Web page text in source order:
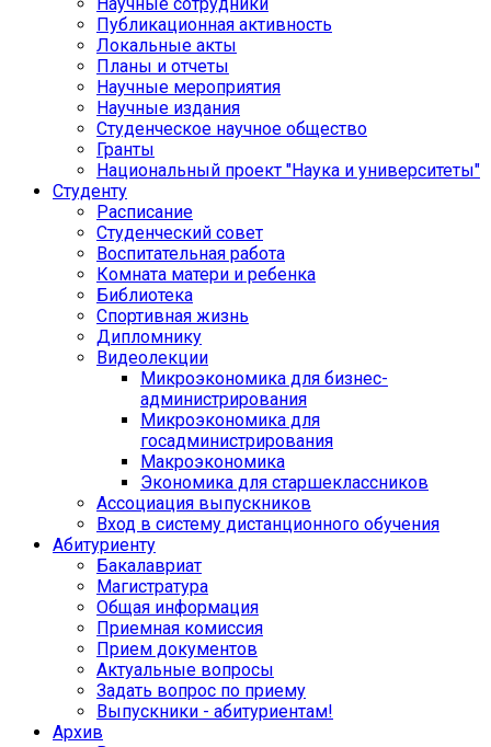
Публикационная активность
Локальные акты
Планы и отчеты
Научные мероприятия
Научные издания
Студенческое научное общество
Гранты
Национальный проект "Наука и университеты"
Студенту
Расписание
Студенческий совет
Воспитательная работа
Комната матери и ребенка
Библиотека
Спортивная жизнь
Дипломнику
Видеолекции
Микроэкономика для бизнес-
администрирования
Микроэкономика для
госадминистрирования
Макроэкономика
Экономика для старшеклассников
Ассоциация выпускников
Вход в систему дистанционного обучения
Абитуриенту
Бакалавриат
Магистратура
Общая информация
Приемная комиссия
Прием документов
Актуальные вопросы
Задать вопрос по приему
Выпускники - абитуриентам!
Архив